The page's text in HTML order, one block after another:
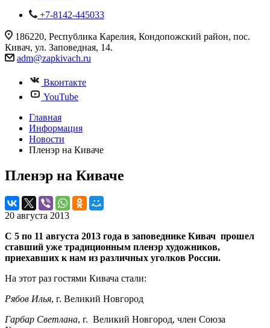
+7-8142-445033
186220, Республика Карелия, Кондопожский район, пос.
Кивач, ул. Заповедная, 14.
adm@zapkivach.ru
Вконтакте
YouTube
Главная
Информация
Новости
Пленэр на Киваче
Пленэр на Киваче
20 августа 2013
С 5 по 11 августа 2013 года в заповеднике Кивач прошел
ставший уже традиционным пленэр художников,
приехавших к нам из различных уголков России.
На этот раз гостями Кивача стали:
Рябов Илья, г. Великий Новгород
Гарбар Светлана, г. Великий Новгород, член Союза